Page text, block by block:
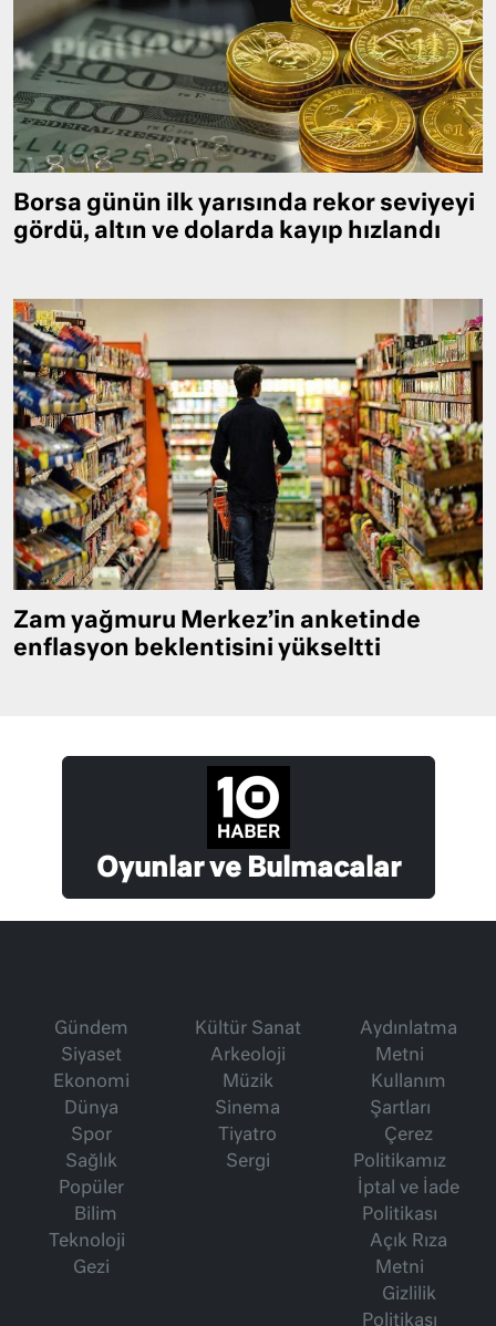
Borsa günün ilk yarısında rekor seviyeyi
gördü, altın ve dolarda kayıp hızlandı
Zam yağmuru Merkez’in anketinde
enflasyon beklentisini yükseltti
Oyunlar ve Bulmacalar
Gündem
Siyaset
Ekonomi
Dünya
Spor
Sağlık
Popüler
Bilim
Teknoloji
Gezi
Kültür Sanat
Arkeoloji
Müzik
Sinema
Tiyatro
Sergi
Aydınlatma
Metni
Kullanım
Şartları
Çerez
Politikamız
İptal ve İade
Politikası
Açık Rıza
Metni
Gizlilik
Politikası